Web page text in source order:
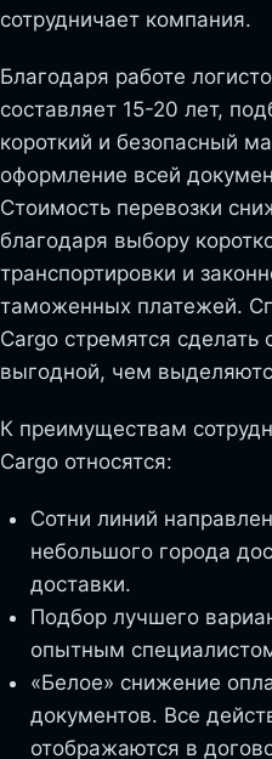
сотрудничает компания.
Благодаря работе
составляет 15-20 лет,
короткий и безопасный
оформление всей
Стоимость перевозки
благодаря выбору
транспортировки и
таможенных платежей.
Cargo стремятся
выгодной, чем
К преимуществам
Cargo относятся:
Сотни линий
небольшого города
доставки.
Подбор лучшего
опытным
«Белое» снижение
документов. Все
отображаются в